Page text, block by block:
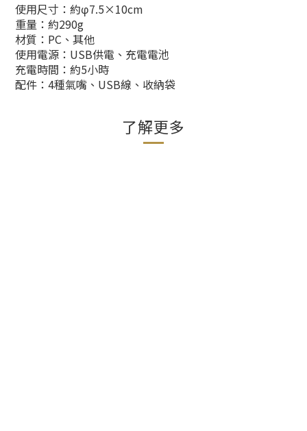
使用尺寸：約φ7.5×10cm
重量：約290g
材質：PC、其他
使用電源：USB供電、充電電池
充電時間：約5小時
配件：4種氣嘴、USB線、收納袋
了解更多